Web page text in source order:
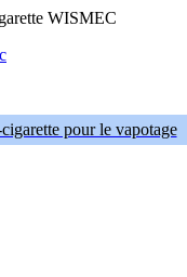
pour le vapotage